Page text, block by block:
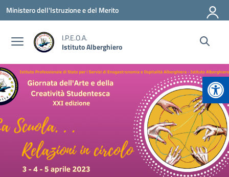
Vai ai contenuti
Vai al menu di navigazione
Vai al footer
Ministero dell'Istruzione e del Merito
I.P.E.O.A.
Istituto Alberghiero